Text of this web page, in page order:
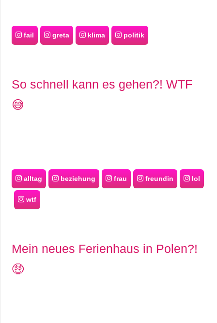
fail greta klima politik
So schnell kann es gehen?! WTF
😅
alltag beziehung frau freundin lol
wtf
Mein neues Ferienhaus in Polen?!
🤑